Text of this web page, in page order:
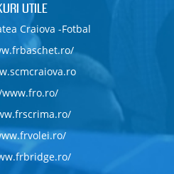
UTILE
Craiova -Fotbal